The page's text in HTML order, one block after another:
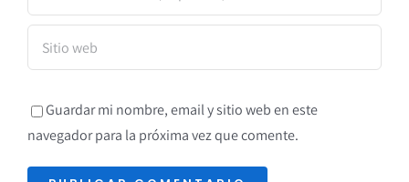
Guardar mi nombre, email y sitio web en este
navegador para la próxima vez que comente.